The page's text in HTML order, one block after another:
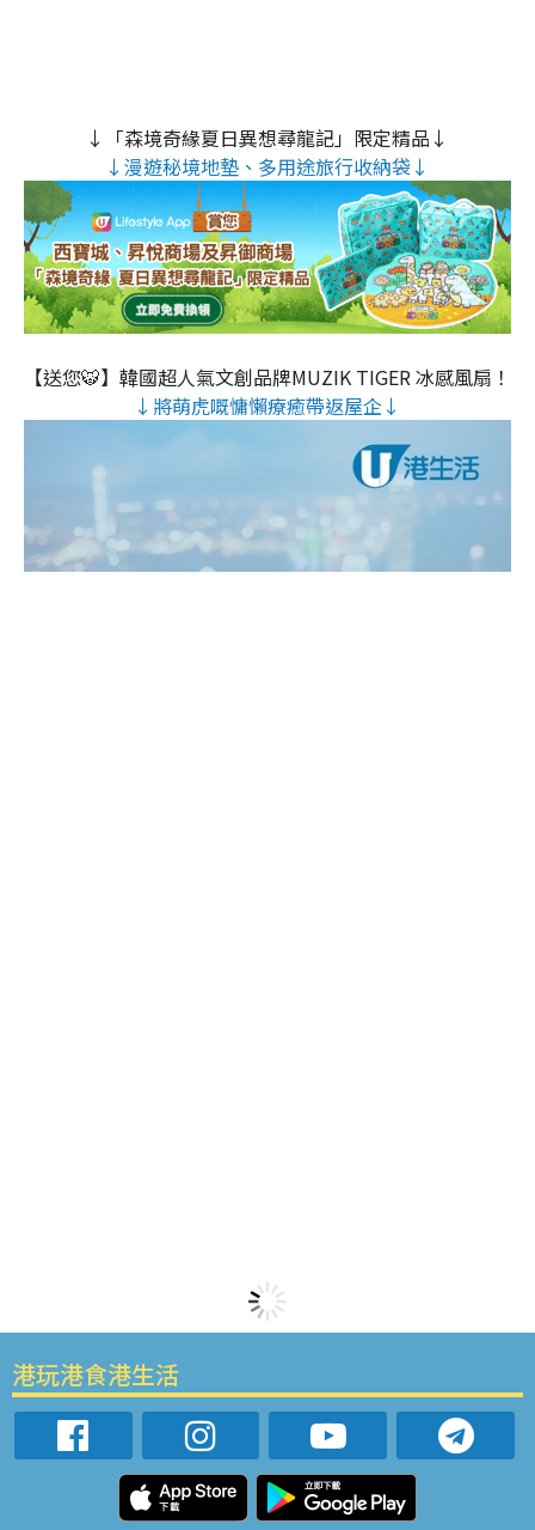
↓「森境奇緣夏日異想尋龍記」限定精品↓
↓漫遊秘境地墊、多用途旅行收納袋↓
【送您🐯】韓國超人氣文創品牌MUZIK TIGER 冰感風扇！
↓將萌虎嘅慵懶療癒帶返屋企↓
港玩港食港生活